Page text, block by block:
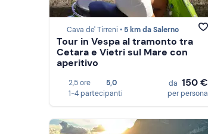
Cava de' Tirreni • 5 km da Salerno
Tour in Vespa al tramonto tra
Cetara e Vietri sul Mare con
aperitivo
2,5 ore
5,0
1-4 partecipanti
da 150 €
per persona